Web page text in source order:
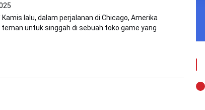
lalu, dalam perjalanan di Chicago, Amerika
untuk singgah di sebuah toko game yang